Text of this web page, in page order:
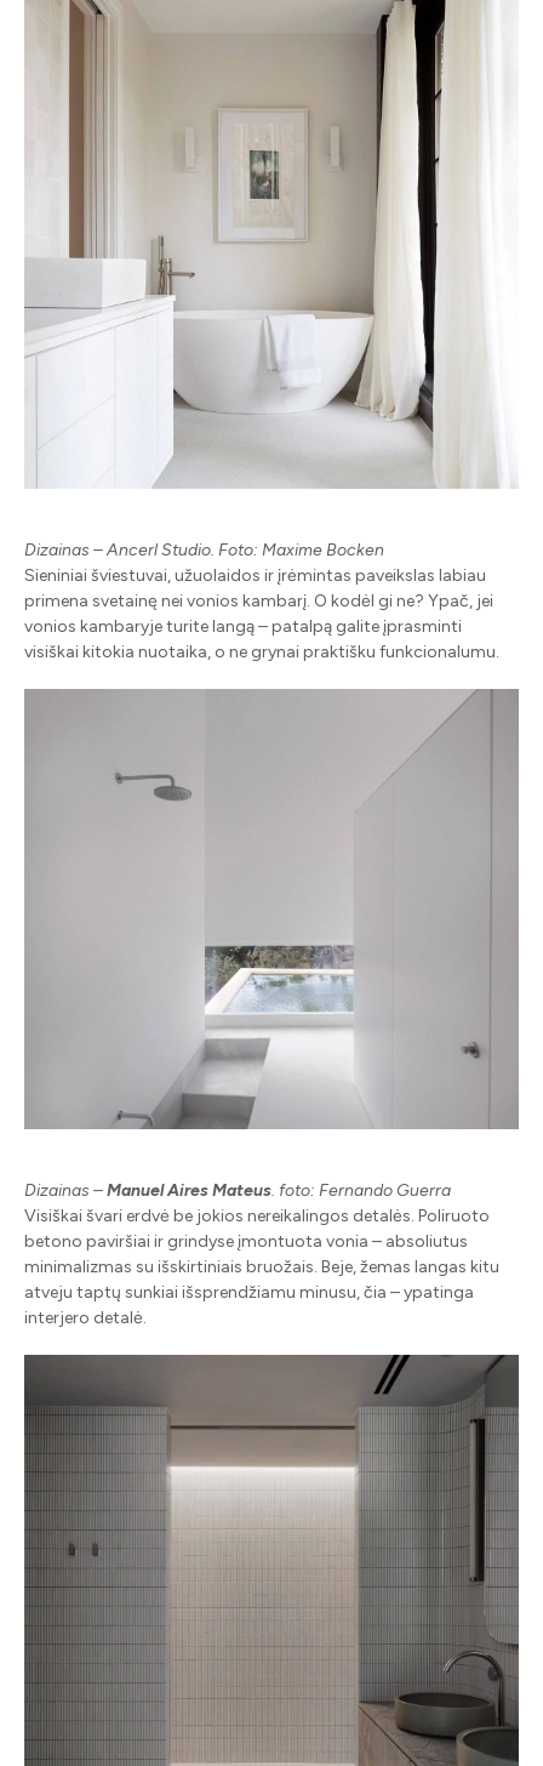
Dizainas – Ancerl Studio. Foto: Maxime Bocken
Sieniniai šviestuvai, užuolaidos ir įrėmintas paveikslas labiau
primena svetainę nei vonios kambarį. O kodėl gi ne? Ypač, jei
vonios kambaryje turite langą – patalpą galite įprasminti
visiškai kitokia nuotaika, o ne grynai praktišku funkcionalumu.
Dizainas –Manuel Aires Mateus. foto: Fernando Guerra
Visiškai švari erdvė be jokios nereikalingos detalės. Poliruoto
betono paviršiai ir grindyse įmontuota vonia – absoliutus
minimalizmas su išskirtiniais bruožais. Beje, žemas langas kitu
atveju taptų sunkiai išsprendžiamu minusu, čia – ypatinga
interjero detalė.